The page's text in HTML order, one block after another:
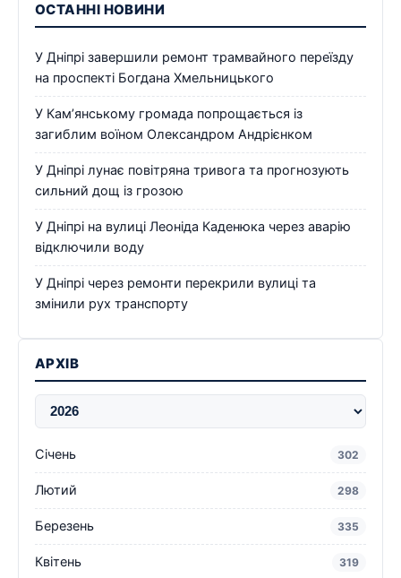
ОСТАННІ НОВИНИ
У Дніпрі завершили ремонт трамвайного переїзду
на проспекті Богдана Хмельницького
У Кам’янському громада попрощається із
загиблим воїном Олександром Андрієнком
У Дніпрі лунає повітряна тривога та прогнозують
сильний дощ із грозою
У Дніпрі на вулиці Леоніда Каденюка через аварію
відключили воду
У Дніпрі через ремонти перекрили вулиці та
змінили рух транспорту
АРХІВ
Січень 302
Лютий 298
Березень 335
Квітень 319